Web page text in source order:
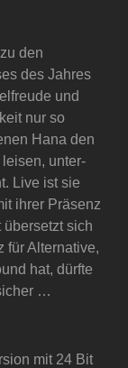
den
des Jahres
und
nur so
Hana den
unter-
Live ist sie
ihrer Präsenz
sich
für Alternative,
hat, dürfte
…
mit 24 Bit